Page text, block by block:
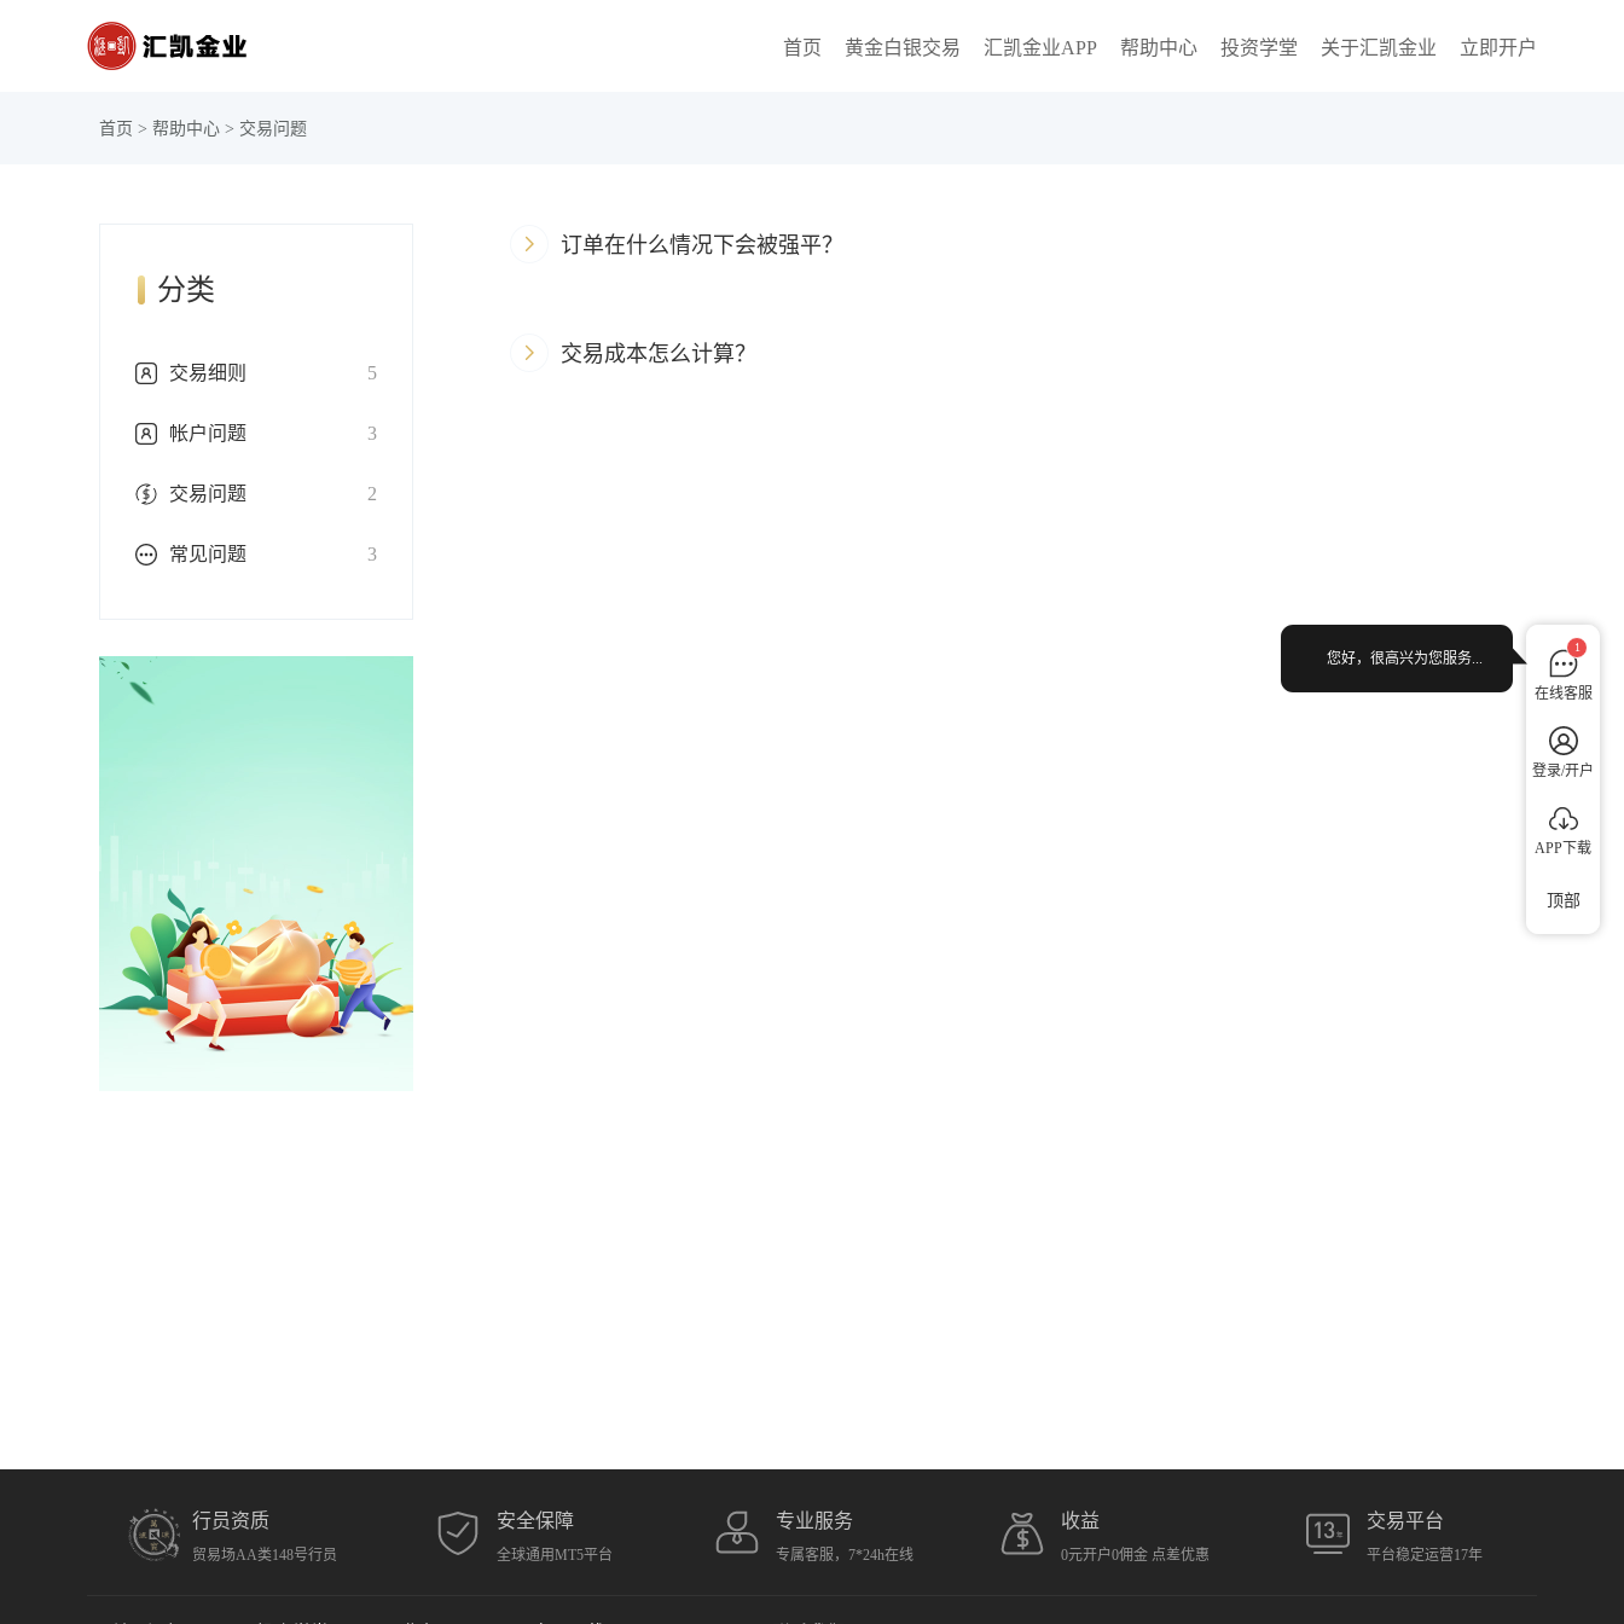
首页 黄金白银交易 汇凯金业APP 帮助中心 投资学堂 关于汇凯金业 立即开户
首页 > 帮助中心 > 交易问题
分类
交易细则 5
帐户问题 3
交易问题 2
常见问题 3
订单在什么情况下会被强平？
交易成本怎么计算？
行员资质
贸易场AA类148号行员
安全保障
全球通用MT5平台
专业服务
专属客服，7*24h在线
收益
0元开户0佣金 点差优惠
交易平台
平台稳定运营17年
1
在线客服
登录/开户
APP下载
您好，很高兴为您服务...
顶部